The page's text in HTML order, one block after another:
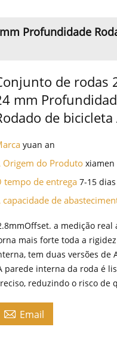
Profundidade
de rodas
mm
de bicicleta
yuan an
Origem do Produtoxiamen
tempo de entrega7-15 dias
capacidade de
a medição
mais forte toda a
tem duas versões de
parede interna da roda é
reduzindo o risco de
 Email